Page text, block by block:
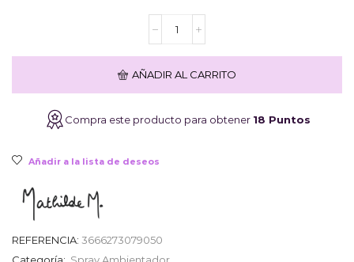
Mathilde
de
Fête
ml
AÑADIR AL CARRITO
Compra este producto para obtener 18 Puntos
Añadir a la lista de deseos
REFERENCIA: 3666273079050